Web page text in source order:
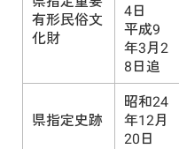
有形民俗文
化財
4日
平成9
年3月2
8日追
県指定史跡
昭和24
年12月
20日